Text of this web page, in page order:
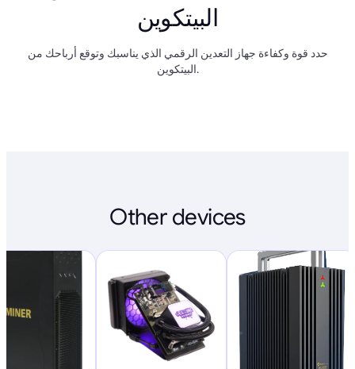
البيتكوين
حدد قوة وكفاءة جهاز التعدين الرقمي الذي يناسبك وتوقع أرباحك من
البيتكوين.
Other devices